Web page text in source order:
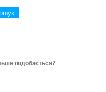
подобається?